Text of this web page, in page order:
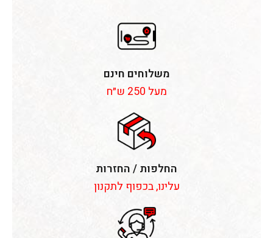
משלוחים חינם
מעל 250 ש״ח
החלפות / החזרות
עלינו, בכפוף לתקנון